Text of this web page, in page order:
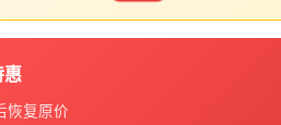
惠
恢复原价